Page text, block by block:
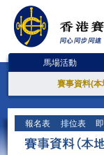
馬場活動
賽事資料(本
報名表 排位表